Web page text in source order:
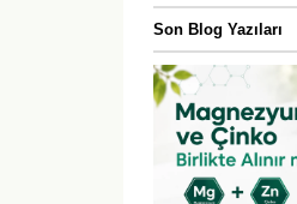
Son Blog Yazıları